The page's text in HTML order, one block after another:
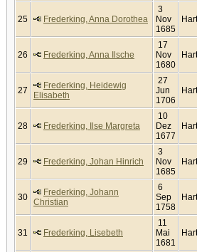
25 Frederking, Anna Dorothea
3
Nov
1685
26 Frederking, Anna Ilsche
17
Nov
1680
27
Frederking, Heidewig
Elisabeth
27
Jun
1706
28 Frederking, Ilse Margreta
10
Dez
1677
29 Frederking, Johan Hinrich
3
Nov
1685
30
Frederking, Johann
Christian
6
Sep
1758
31 Frederking, Lisebeth
11
Mai
1681